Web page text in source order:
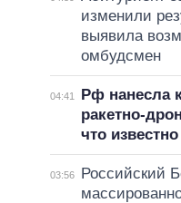
изменили
выявила
омбудсмен
04:41
Рф нанесла
ракетно-
что
03:56
Российский